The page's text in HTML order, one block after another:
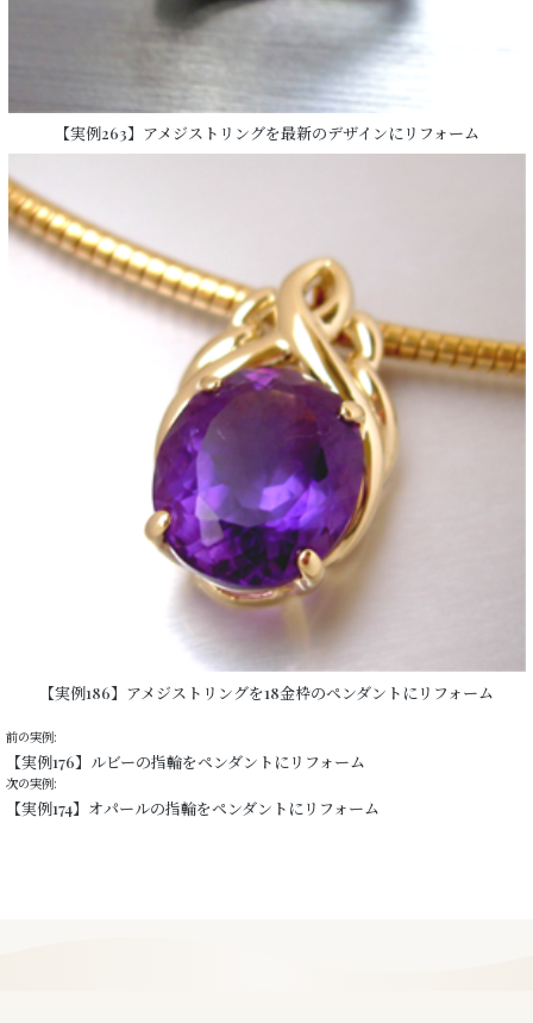
【実例263】アメジストリングを最新のデザインにリフォーム
【実例186】アメジストリングを18金枠のペンダントにリフォーム
前の実例:
【実例176】ルビーの指輪をペンダントにリフォーム
次の実例:
【実例174】オパールの指輪をペンダントにリフォーム